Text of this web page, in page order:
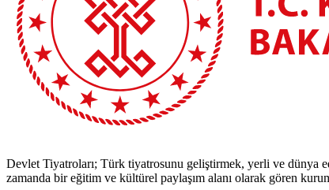
Devlet Tiyatroları; Türk tiyatrosunu geliştirmek, yerli ve dünya
zamanda bir eğitim ve kültürel paylaşım alanı olarak gören